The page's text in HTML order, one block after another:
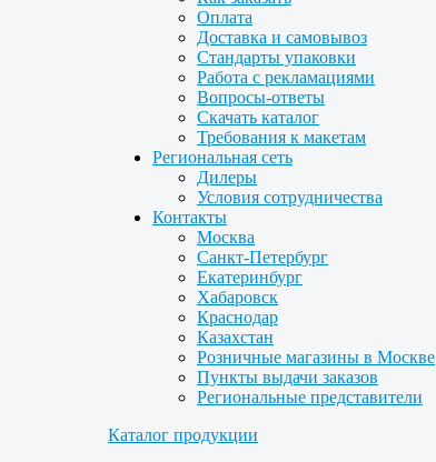
Оплата
Доставка и самовывоз
Стандарты упаковки
Работа с рекламациями
Вопросы-ответы
Скачать каталог
Требования к макетам
Региональная сеть
Дилеры
Условия сотрудничества
Контакты
Москва
Санкт-Петербург
Екатеринбург
Хабаровск
Краснодар
Казахстан
Розничные магазины в Москве
Пункты выдачи заказов
Региональные представители
Каталог продукции